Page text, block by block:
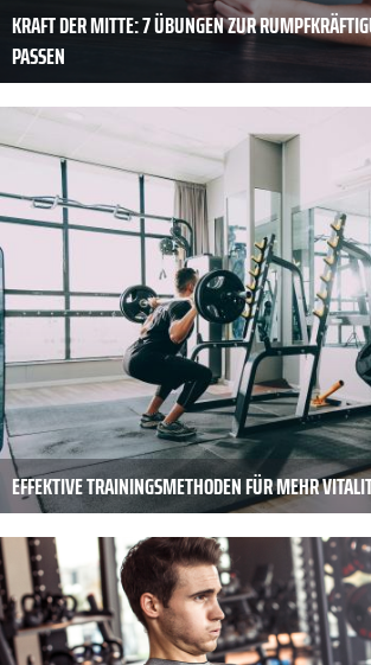
KRAFT DER MITTE: 7 ÜBUNGEN ZUR
PASSEN
EFFEKTIVE TRAININGSMETHODEN FÜR MEHR